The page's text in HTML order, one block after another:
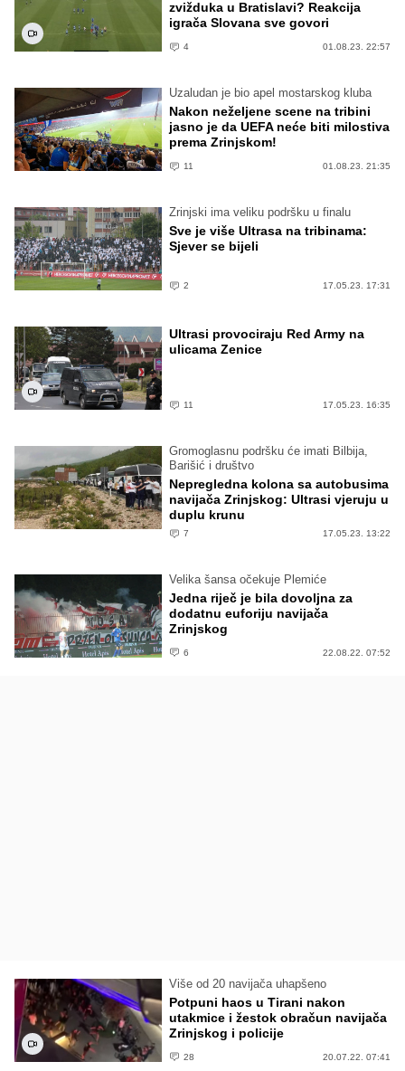
zvižduka u Bratislavi? Reakcija
igrača Slovana sve govori
4 01.08.23. 22:57
Uzaludan je bio apel mostarskog kluba
Nakon neželjene scene na tribini
jasno je da UEFA neće biti milostiva
prema Zrinjskom!
11 01.08.23. 21:35
Zrinjski ima veliku podršku u finalu
Sve je više Ultrasa na tribinama:
Sjever se bijeli
2 17.05.23. 17:31
Ultrasi provociraju Red Army na
ulicama Zenice
11 17.05.23. 16:35
Gromoglasnu podršku će imati Bilbija,
Barišić i društvo
Nepregledna kolona sa autobusima
navijača Zrinjskog: Ultrasi vjeruju u
duplu krunu
7 17.05.23. 13:22
Velika šansa očekuje Plemiće
Jedna riječ je bila dovoljna za
dodatnu euforiju navijača
Zrinjskog
6 22.08.22. 07:52
Više od 20 navijača uhapšeno
Potpuni haos u Tirani nakon
utakmice i žestok obračun navijača
Zrinjskog i policije
28 20.07.22. 07:41